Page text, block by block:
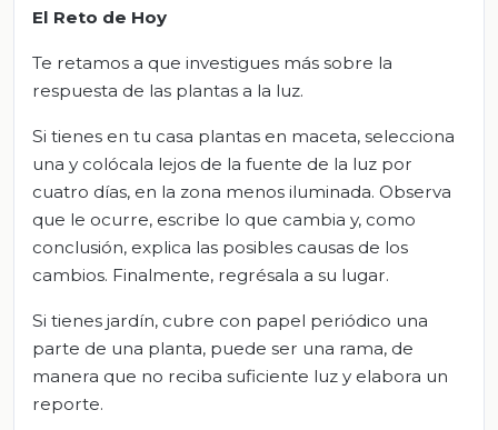
El Reto de Hoy
Te retamos a que investigues más sobre la
respuesta de las plantas a la luz.
Si tienes en tu casa plantas en maceta, selecciona
una y colócala lejos de la fuente de la luz por
cuatro días, en la zona menos iluminada. Observa
que le ocurre, escribe lo que cambia y, como
conclusión, explica las posibles causas de los
cambios. Finalmente, regrésala a su lugar.
Si tienes jardín, cubre con papel periódico una
parte de una planta, puede ser una rama, de
manera que no reciba suficiente luz y elabora un
reporte.